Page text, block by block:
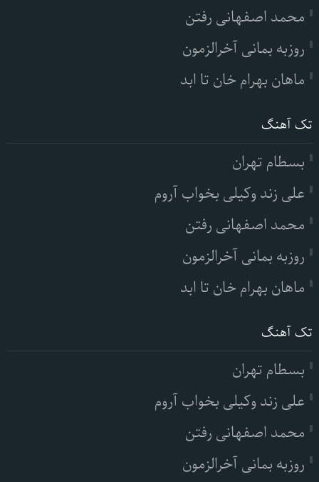
محمد اصفهانی رفتن
روزبه بمانی آخرالزمون
ماهان بهرام خان تا ابد
تک آهنگ
بسطام تهران
علی زند وکیلی بخواب آروم
محمد اصفهانی رفتن
روزبه بمانی آخرالزمون
ماهان بهرام خان تا ابد
تک آهنگ
بسطام تهران
علی زند وکیلی بخواب آروم
محمد اصفهانی رفتن
روزبه بمانی آخرالزمون